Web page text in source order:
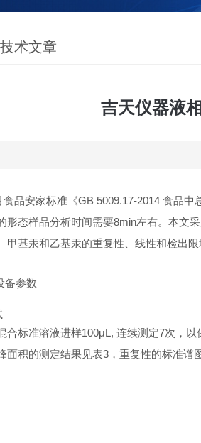
技术文章
吉天仪器液
食品安家标准《GB 5009.17-2014 食品
形态样品分析时间需要8min左右。本文
甲基汞和乙基汞的重复性、线性和检出
备参数
合标准溶液进样100μL, 连续测定7次，
面积的测定结果见表3，重复性的标准谱